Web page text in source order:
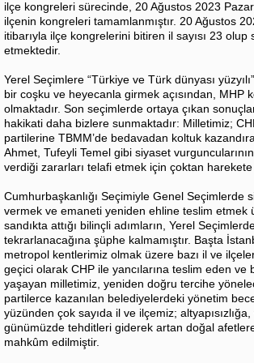
ilçe kongreleri sürecinde, 20 Ağustos 2023
ilçenin kongreleri tamamlanmıştır. 20 Ağustos
itibarıyla ilçe kongrelerini bitiren il sayısı 23 olup
etmektedir.
Yerel Seçimlere “Türkiye ve Türk dünyası
bir coşku ve heyecanla girmek açısından, MHP
olmaktadır. Son seçimlerde ortaya çıkan
hakikati daha bizlere sunmaktadır: Milletimiz;
partilerine TBMM’de bedavadan koltuk
Ahmet, Tufeyli Temel gibi siyaset
verdiği zararları telafi etmek için çoktan harekete
Cumhurbaşkanlığı Seçimiyle Genel Seçimlerde
vermek ve emaneti yeniden ehline teslim etmek
sandıkta attığı bilinçli adımların, Yerel
tekrarlanacağına şüphe kalmamıştır. Başta
metropol kentlerimiz olmak üzere bazı il ve
geçici olarak CHP ile yancılarına teslim eden ve
yaşayan milletimiz, yeniden doğru tercihe
partilerce kazanılan belediyelerdeki yönetim
yüzünden çok sayıda il ve ilçemiz; altyapısızlığa,
günümüzde tehditleri giderek artan doğal
mahkûm edilmiştir.